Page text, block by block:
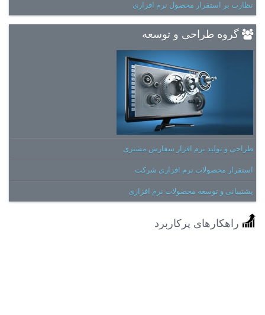
نظارت بر استقرار محصول نرم افزاری
گروه طراحی و توسعه
طراحی و تولید نرم افزار سفارش مشتری
استقرار محصولات نرم افزاری شرکت
پشتیبانی و توسعه محصولات نرم افزاری
راهکارهای پرکاربرد